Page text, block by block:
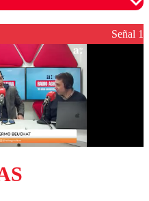
para garantizar un
Señal 1